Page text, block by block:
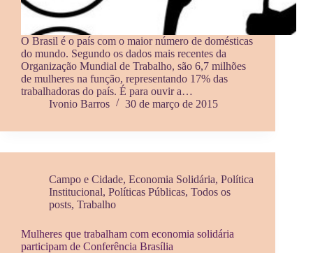
O Brasil é o país com o maior número de domésticas
do mundo. Segundo os dados mais recentes da
Organização Mundial de Trabalho, são 6,7 milhões
de mulheres na função, representando 17% das
trabalhadoras do país. É para ouvir a…
Ivonio Barros
30 de março de 2015
Campo e Cidade, Economia Solidária, Política
Institucional, Políticas Públicas, Todos os
posts, Trabalho
Mulheres que trabalham com economia solidária
participam de Conferência Brasília